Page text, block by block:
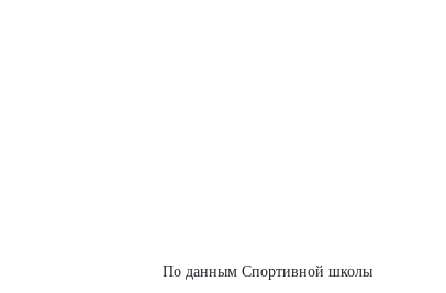
По данным Спортивной школы